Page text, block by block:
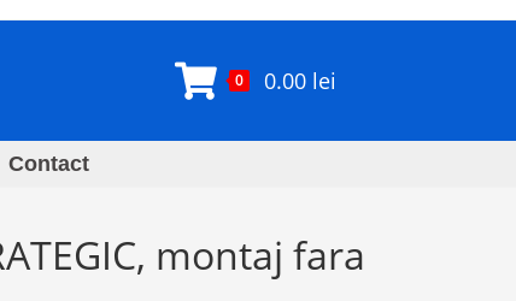
0 0.00 lei
Contact
montaj fara